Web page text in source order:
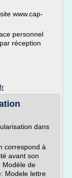
www.cap-
personnel
réception
dans
correspond à
avant son
Modèle de
Modele lettre